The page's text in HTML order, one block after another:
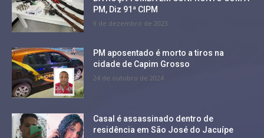
PM, Diz 91ª CIPM
9 de dezembro de 2023
PM aposentado é morto a tiros na
cidade de Capim Grosso
24 de outubro de 2024
Casal é assassinado dentro de
residência em São José do Jacuípe